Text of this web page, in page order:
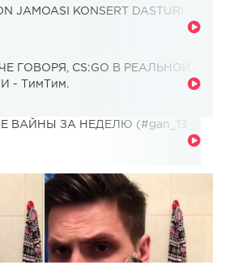
JAMOASI KONSERT DASTURI
ГОВОРЯ, CS:GO В РЕАЛЬНОЙ
- ТимТим.
ВАЙНЫ ЗА НЕДЕЛЮ (#gan_13_)